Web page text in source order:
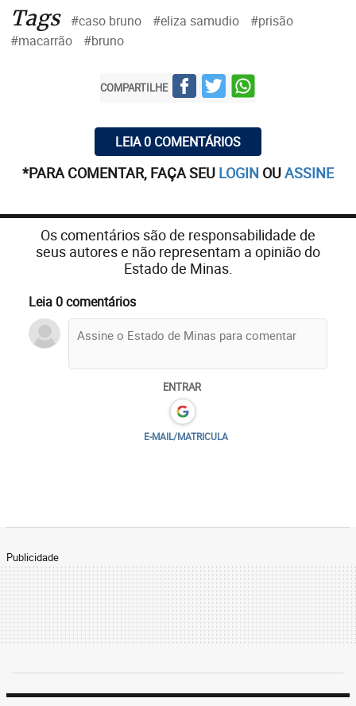
Tags #caso bruno #eliza samudio
#prisão
#macarrão
#bruno
COMPARTILHE
LEIA 0 COMENTÁRIOS
*PARA COMENTAR, FAÇA SEU LOGIN OUASSINE
Os comentários são de responsabilidade de
seus autores e não representam a opinião do
Estado de Minas.
Leia 0 comentários
ENTRAR
E-MAIL/MATRICULA
Publicidade